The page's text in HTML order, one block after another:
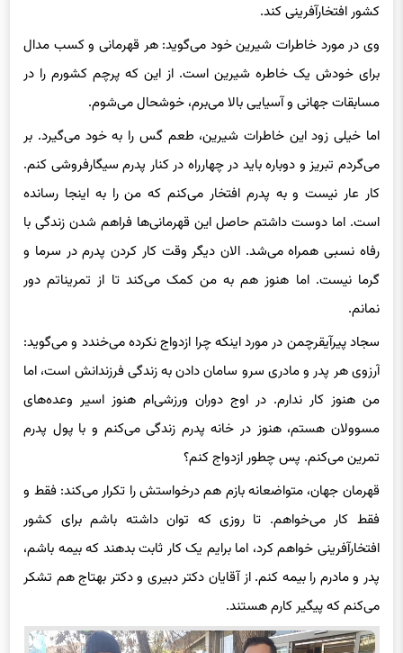
کشور افتخارآفرینی کند.
وی‌ در مورد خاطرات شیرین خود می‌گوید: هر قهرمانی و کسب مدال
برای خودش یک خاطره شیرین است. از این که پرچم کشورم را در
مسابقات جهانی و آسیایی بالا می‌برم، خوشحال می‌شوم.
اما خیلی زود این خاطر‌ات شیرین، طعم گس را به خود می‌گیرد. بر
می‌گردم تبریز و دوباره باید در چهارراه در کنار پدرم سیگارفروشی کنم.
کار عار نیست و به پدرم افتخار می‌کنم که من را به اینجا رسانده
است. اما دوست داشتم حاصل این قهرمانی‌ها فراهم شدن زندگی با
رفاه نسبی همراه می‌شد. الان دیگر وقت کار کردن پدرم در سرما و
گرما نیست. اما هنوز هم به من کمک می‌کند تا از تمریناتم دور
نمانم.
سجاد پیرآیقرچمن در مورد اینکه چرا ازدواج نکرده می‌خندد و می‌گوید:
آرزوی هر پدر و مادری سرو سامان دادن به زندگی فرزندانش است، اما
من هنوز کار ندارم. در اوج دوران ورزشی‌ام هنوز اسیر وعده‌های
مسوولان هستم، هنوز در خانه پدرم زندگی می‌کنم و با پول پدرم
تمرین می‌کنم. پس چطور ازدواج کنم؟
قهرمان جهان، متواضعانه بازم هم درخواستش را تکرار می‌کند: فقط و
فقط کار می‌خواهم. تا روزی که تواندا‌شته باشم برای کشور
افتخارآفرینی خواهم کرد، اما برایم یک کار ثابت بدهند که بیمه باشم،
پدر و مادرم را بیمه کنم. از آقایان دکتر دبیری و دکتر بهتاج هم تشکر
می‌کنم که پیگیر کارم هستند.